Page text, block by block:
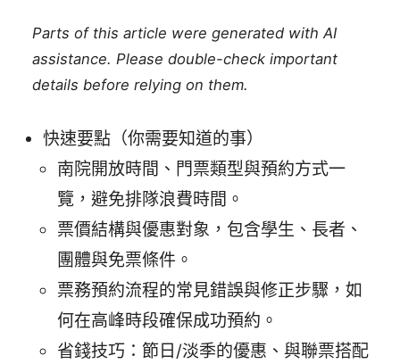
Parts of this article were generated with AI
assistance. Please double-check important
details before relying on them.
快速要點（你需要知道的事）
南院開放時間、門票類型與預約方式一
覽，避免排隊浪費時間。
票價結構與優惠對象，包含學生、長者、
團體與免票條件。
票務預約流程的常見錯誤與修正步驟，如
何在高峰時段確保成功預約。
省錢技巧：節日/淡季的優惠、與聯票搭配